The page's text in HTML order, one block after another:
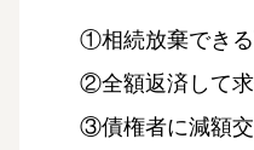
①相続放棄でき
②全額返済して求
③債権者に減額